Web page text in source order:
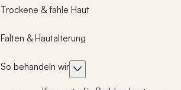
Trockene & fahle Haut
Falten & Hautalterung
So behandeln wir